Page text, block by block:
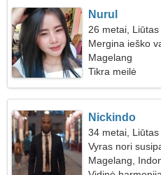
Nurul
26 metai, Liūtas
Mergina ieško
Magelang
Tikra meilė
Nickindo
34 metai, Liūtas
Vyras nori
Magelang,